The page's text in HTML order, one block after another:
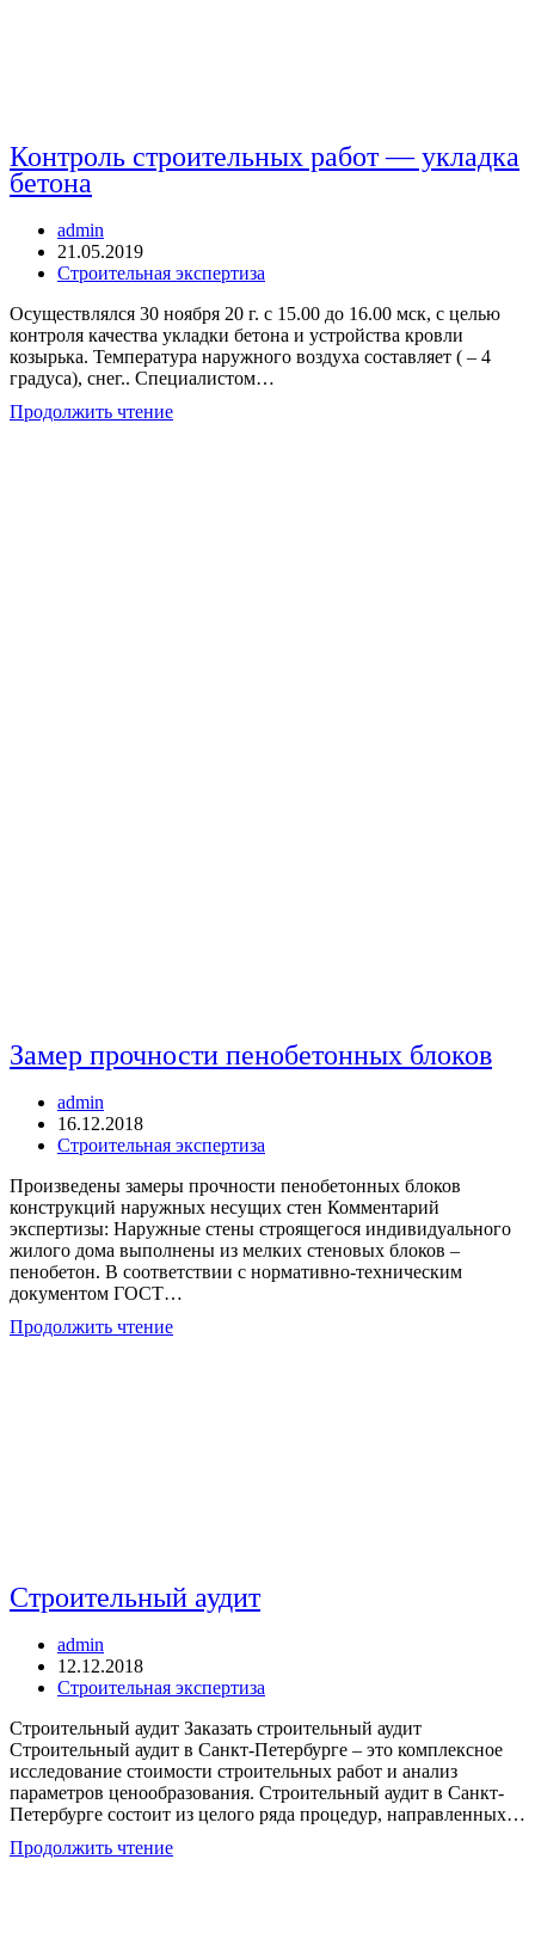
Контроль строительных работ — укладка
бетона
Автор
записи:
admin
Запись
опубликована:
21.05.2019
Рубрика
Строительная экспертиза
Осуществлялся 30 ноября 20 г. с 15.00 до 16.00 мск, с целью
контроля качества укладки бетона и устройства кровли
козырька. Температура наружного воздуха составляет ( – 4
градуса), снег.. Специалистом…
Продолжить чтениеКонтроль
Замер прочности пенобетонных блоков
Автор
записи:
admin
Запись
опубликована:
16.12.2018
Рубрика
Строительная экспертиза
Произведены замеры прочности пенобетонных блоков
конструкций наружных несущих стен Комментарий
экспертизы: Наружные стены строящегося индивидуального
жилого дома выполнены из мелких стеновых блоков –
пенобетон. В соответствии с нормативно-техническим
документом ГОСТ…
Продолжить чтениеЗамер
Строительный аудит
Автор
записи:
admin
Запись
опубликована:
12.12.2018
Рубрика
Строительная экспертиза
Строительный аудит Заказать строительный аудит
Строительный аудит в Санкт-Петербурге – это комплексное
исследование стоимости строительных работ и анализ
параметров ценообразования. Строительный аудит в Санкт-
Петербурге состоит из целого ряда процедур, направленных…
Продолжить чтениеСтроительный